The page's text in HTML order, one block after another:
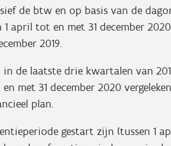
de btw en op basis van de
april tot en met 31 december
2019.
de laatste drie kwartalen van
met 31 december 2020
plan.
gestart zijn (tussen 1